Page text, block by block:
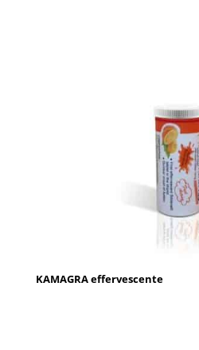
KAMAGRA effervescente